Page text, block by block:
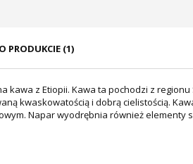
PRODUKCIE (1)
kawa z Etiopii. Kawa ta pochodzi z
kwaskowatością i dobrą cielistością.
Napar wyodrębnia również